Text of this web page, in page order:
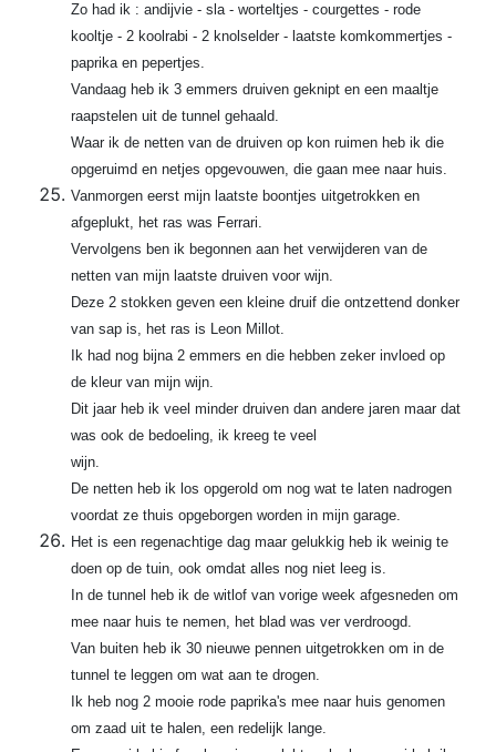
Zo had ik : andijvie - sla - worteltjes - courgettes - rode
kooltje - 2 koolrabi - 2 knolselder - laatste komkommertjes -
paprika en pepertjes.
Vandaag heb ik 3 emmers druiven geknipt en een maaltje
raapstelen uit de tunnel gehaald.
Waar ik de netten van de druiven op kon ruimen heb ik die
opgeruimd en netjes opgevouwen, die gaan mee naar huis.
Vanmorgen eerst mijn laatste boontjes uitgetrokken en
afgeplukt, het ras was Ferrari.
Vervolgens ben ik begonnen aan het verwijderen van de
netten van mijn laatste druiven voor wijn.
Deze 2 stokken geven een kleine druif die ontzettend donker
van sap is, het ras is Leon Millot.
Ik had nog bijna 2 emmers en die hebben zeker invloed op
de kleur van mijn wijn.
Dit jaar heb ik veel minder druiven dan andere jaren maar dat
was ook de bedoeling, ik kreeg te veel
wijn.
De netten heb ik los opgerold om nog wat te laten nadrogen
voordat ze thuis opgeborgen worden in mijn garage.
Het is een regenachtige dag maar gelukkig heb ik weinig te
doen op de tuin, ook omdat alles nog niet leeg is.
In de tunnel heb ik de witlof van vorige week afgesneden om
mee naar huis te nemen, het blad was ver verdroogd.
Van buiten heb ik 30 nieuwe pennen uitgetrokken om in de
tunnel te leggen om wat aan te drogen.
Ik heb nog 2 mooie rode paprika's mee naar huis genomen
om zaad uit te halen, een redelijk lange.